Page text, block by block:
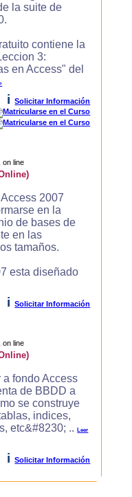
la suite de
contiene la
3:
en Access" del
i
Solicitar Información
2007
en la
de bases de
en las
tamaños.
esta diseñado
i Solicitar Información
a fondo Access
de BBDD a
se construye
indices,
etc&#8230; ..Leer
i Solicitar Información